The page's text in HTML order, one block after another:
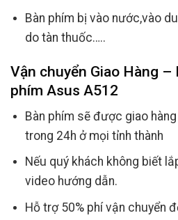
Bàn phím bị vào nước,vào
do tàn thuốc…..
Vận chuyển Giao Hàng
phím Asus A512
Bàn phím sẽ được giao
trong 24h ở mọi tỉnh thành
Nếu quý khách không biết
video hướng dẫn.
Hỗ trợ 50% phí vận chuyển